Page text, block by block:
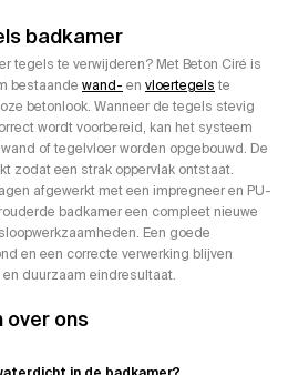
badkamer
tegels te verwijderen? Met Beton Ciré is
bestaande wand- en vloertegelste
betonlook. Wanneer de tegels stevig
wordt voorbereid, kan het systeem
of tegelvloer worden opgebouwd. De
zodat een strak oppervlak ontstaat.
afgewerkt met een impregneer en PU-
badkamer een compleet nieuwe
Een goede
en een correcte verwerking blijven
duurzaam eindresultaat.
over ons